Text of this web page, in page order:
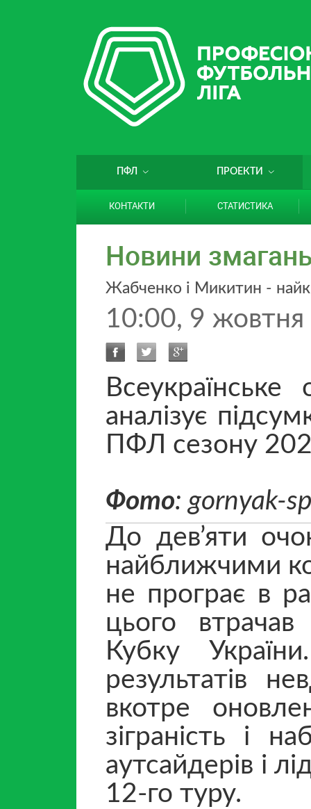
ПФЛ ПРОЕКТИ
КОНТАКТИ СТАТИСТИКА
Новини
Жабченко і Микитин -
10:00, 9
аналізує
ПФЛ сезону
Фото: gornyak-
До дев’яти
найближчими
не програє в
цього
Кубку
результатів
вкотре
зіграність і
аутсайдерів і
12-го туру.